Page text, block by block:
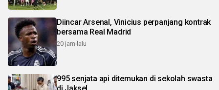
Diincar Arsenal, Vinicius perpanjang kontrak
bersama Real Madrid
20 jam lalu
995 senjata api ditemukan di sekolah swasta